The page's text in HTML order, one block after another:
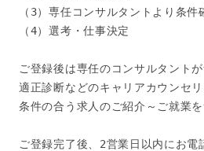
（3）専任コンサルタントより条件
（4）選考・仕事決定
ご登録後は専任のコンサルタントが
適正診断などのキャリアカウンセリ
条件の合う求人のご紹介～ご就業
ご登録完了後、2営業日以内にお